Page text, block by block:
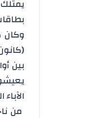
وكان
بين